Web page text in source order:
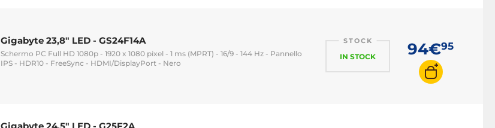
Monitor PC 360 Hz
Gigabyte 23,8" LED - GS24F14A
Schermo PC Full HD 1080p - 1920 x 1080 pixel - 1 ms (MPRT) - 16/9 - 144 Hz - Pannello
IPS - HDR10 - FreeSync - HDMI/DisplayPort - Nero
STOCK
IN STOCK 94€95
Gigabyte 24.5" LED - G25F2A